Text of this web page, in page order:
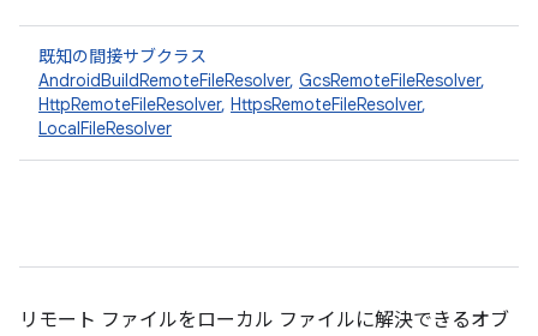
既知の間接サブクラス
AndroidBuildRemoteFileResolver, GcsRemoteFileResolver,
HttpRemoteFileResolver, HttpsRemoteFileResolver,
LocalFileResolver
リモート ファイルをローカル ファイルに解決できるオブ